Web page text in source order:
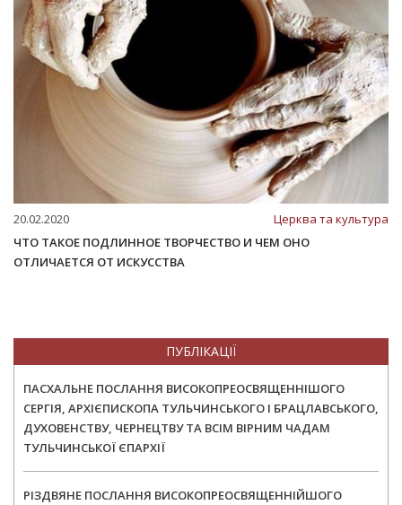
20.02.2020
Церква та культура
ЧТО ТАКОЕ ПОДЛИННОЕ ТВОРЧЕСТВО И ЧЕМ ОНО
ОТЛИЧАЕТСЯ ОТ ИСКУССТВА
ПУБЛІКАЦІЇ
ПАСХАЛЬНЕ ПОСЛАННЯ ВИСОКОПРЕОСВЯЩЕННІШОГО
СЕРГІЯ, АРХІЄПИСКОПА ТУЛЬЧИНСЬКОГО І БРАЦЛАВСЬКОГО,
ДУХОВЕНСТВУ, ЧЕРНЕЦТВУ ТА ВСІМ ВІРНИМ ЧАДАМ
ТУЛЬЧИНСЬКОЇ ЄПАРХІЇ
РІЗДВЯНЕ ПОСЛАННЯ ВИСОКОПРЕОСВЯЩЕННІЙШОГО